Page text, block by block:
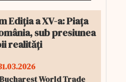
Ediția a XV-a: Piața
sub presiunea
realități
World Trade